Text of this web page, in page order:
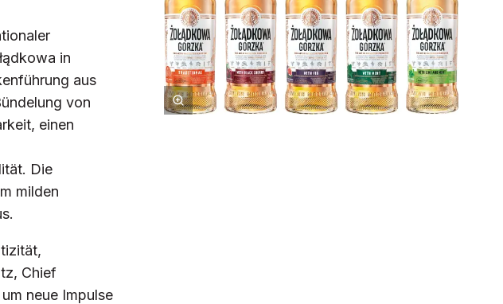
in
aus
von
einen
Die
milden
Chief
neue Impulse